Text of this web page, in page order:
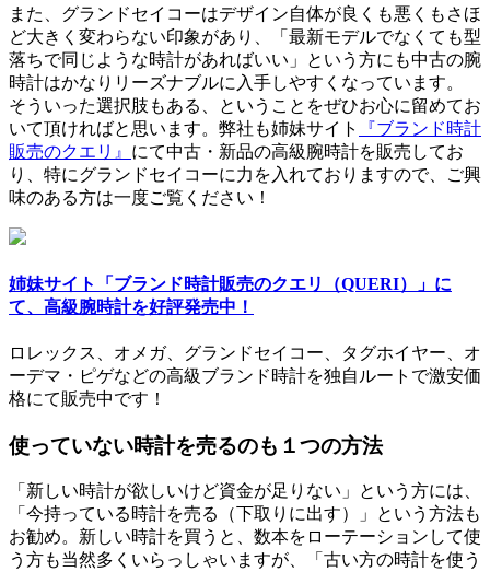
また、グランドセイコーはデザイン自体が良くも悪くもさほ
ど大きく変わらない印象があり、「最新モデルでなくても型
落ちで同じような時計があればいい」という方にも中古の腕
時計はかなりリーズナブルに入手しやすくなっています。
そういった選択肢もある、ということをぜひお心に留めてお
いて頂ければと思います。弊社も姉妹サイト
『ブランド時計
販売のクエリ』 にて中古・新品の高級腕時計を販売してお
り、特にグランドセイコーに力を入れておりますので、ご興
味のある方は一度ご覧ください！
姉妹サイト「ブランド時計販売のクエリ（QUERI）」に
て、高級腕時計を好評発売中！
ロレックス、オメガ、グランドセイコー、タグホイヤー、オ
ーデマ・ピゲなどの高級ブランド時計を独自ルートで激安価
格にて販売中です！
使っていない時計を売るのも１つの方法
「新しい時計が欲しいけど資金が足りない」という方には、
「今持っている時計を売る（下取りに出す）」という方法も
お勧め。新しい時計を買うと、数本をローテーションして使
う方も当然多くいらっしゃいますが、「古い方の時計を使う